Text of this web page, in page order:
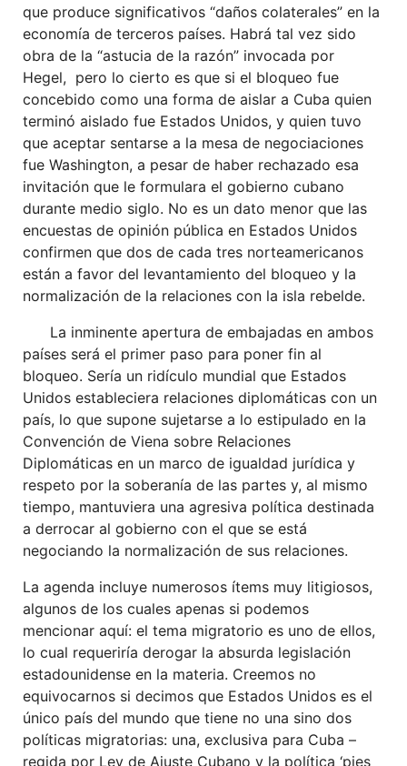
que produce significativos “daños colaterales” en la
economía de terceros países. Habrá tal vez sido
obra de la “astucia de la razón” invocada por
Hegel, pero lo cierto es que si el bloqueo fue
concebido como una forma de aislar a Cuba quien
terminó aislado fue Estados Unidos, y quien tuvo
que aceptar sentarse a la mesa de negociaciones
fue Washington, a pesar de haber rechazado esa
invitación que le formulara el gobierno cubano
durante medio siglo. No es un dato menor que las
encuestas de opinión pública en Estados Unidos
confirmen que dos de cada tres norteamericanos
están a favor del levantamiento del bloqueo y la
normalización de la relaciones con la isla rebelde.
La inminente apertura de embajadas en ambos
países será el primer paso para poner fin al
bloqueo. Sería un ridículo mundial que Estados
Unidos estableciera relaciones diplomáticas con un
país, lo que supone sujetarse a lo estipulado en la
Convención de Viena sobre Relaciones
Diplomáticas en un marco de igualdad jurídica y
respeto por la soberanía de las partes y, al mismo
tiempo, mantuviera una agresiva política destinada
a derrocar al gobierno con el que se está
negociando la normalización de sus relaciones.
La agenda incluye numerosos ítems muy litigiosos,
algunos de los cuales apenas si podemos
mencionar aquí: el tema migratorio es uno de ellos,
lo cual requeriría derogar la absurda legislación
estadounidense en la materia. Creemos no
equivocarnos si decimos que Estados Unidos es el
único país del mundo que tiene no una sino dos
políticas migratorias: una, exclusiva para Cuba –
regida por Ley de Ajuste Cubano y la política ‘pies